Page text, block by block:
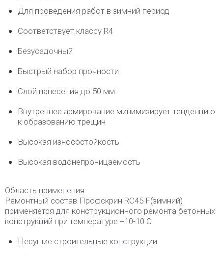
Для проведения работ в зимний период
Соответствует классу R4
Безусадочный
Быстрый набор прочности
Слой нанесения до 50 мм
Внутреннее армирование минимизирует тенденцию
к образованию трещин
Высокая износостойкость
Высокая водонепроницаемость
Область применения
Ремонтный состав Профскрин RC45 F(зимний)
применяется для конструкционного ремонта бетонных
конструкций при температуре +10-10 С
Несущие строительные конструкции